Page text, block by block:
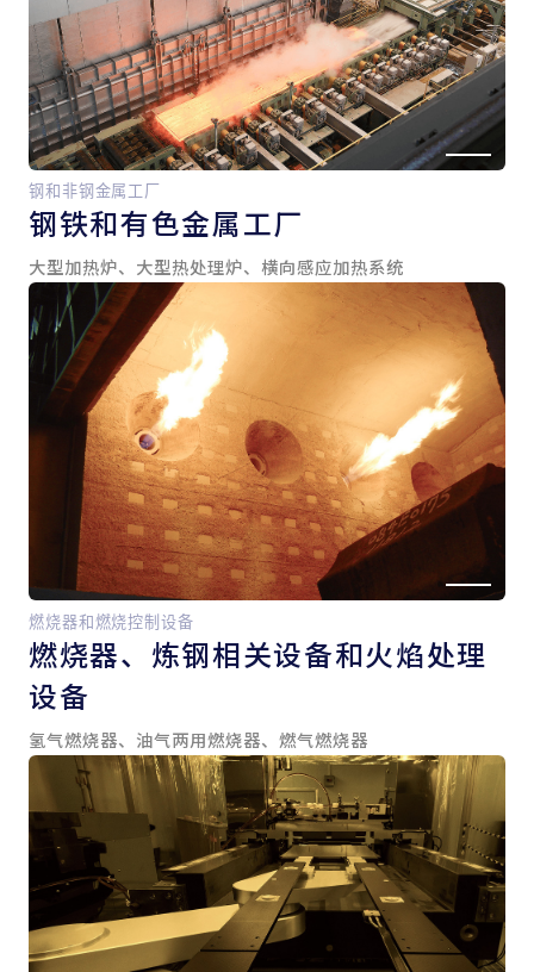
钢和非钢金属工厂
钢铁和有色金属工厂
大型加热炉、大型热处理炉、横向感应加热系统
燃烧器和燃烧控制设备
燃烧器、 炼钢相关设备和火焰处理
设备
氢气燃烧器、油气两用燃烧器、燃气燃烧器